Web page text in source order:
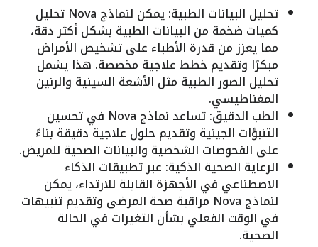
تحليل البيانات الطبية: يمكن لنماذج Nova تحليل
كميات ضخمة من البيانات الطبية بشكل أكثر دقة،
مما يعزز من قدرة الأطباء على تشخيص الأمراض
مبكرًا وتقديم خطط علاجية مخصصة. هذا يشمل
تحليل الصور الطبية مثل الأشعة السينية والرنين
المغناطيسي.
الطب الدقيق: تساعد نماذج Nova في تحسين
التنبؤات الجينية وتقديم حلول علاجية دقيقة بناءً
على الفحوصات الشخصية والبيانات الصحية للمريض.
الرعاية الصحية الذكية: عبر تطبيقات الذكاء
الاصطناعي في الأجهزة القابلة للارتداء، يمكن
لنماذج Nova مراقبة صحة المرضى وتقديم تنبيهات
في الوقت الفعلي بشأن التغيرات في الحالة
الصحية.